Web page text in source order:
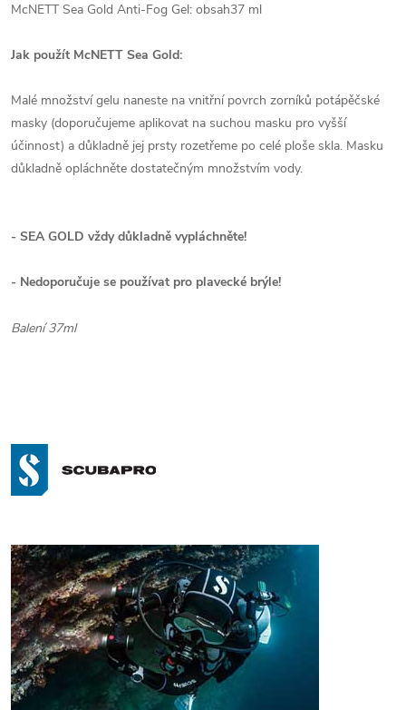
McNETT Sea Gold Anti-Fog Gel: obsah37 ml
Jak použít McNETT Sea Gold:
Malé množství gelu naneste na vnitřní povrch zorníků potápěčské
masky (doporučujeme aplikovat na suchou masku pro vyšší
účinnost) a důkladně jej prsty rozetřeme po celé ploše skla. Masku
důkladně opláchněte dostatečným množstvím vody.
- SEA GOLD vždy důkladně vypláchněte!
- Nedoporučuje se používat pro plavecké brýle!
Balení 37ml